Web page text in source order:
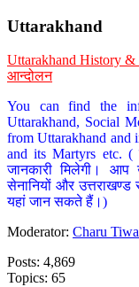
Uttarakhand
Uttarakhand History &
आन्दोलन
You can find the
Uttarakhand, Social
from Uttarakhand and
and its Martyrs etc. (
जानकारी मिलेगी। आप
सेनानियों और उत्तराखण्ड
यहां जान सकते हैं।)
Moderator: Charu
Posts: 4,869
Topics: 65